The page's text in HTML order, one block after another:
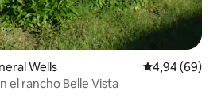
Wells Calificación
4,94 (69)
el rancho Belle Vista